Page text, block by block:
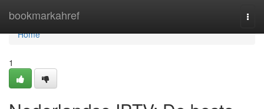
bookmarkahref
Home
Home
1